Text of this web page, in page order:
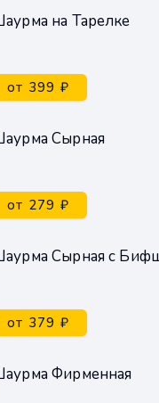
на Тарелке
от 399 ₽
Сырная
от 279 ₽
Сырная с
от 379 ₽
Фирменная